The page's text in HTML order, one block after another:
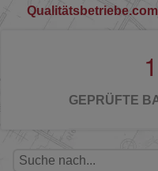
Qualitätsbetriebe.com
1
GEPRÜFTE